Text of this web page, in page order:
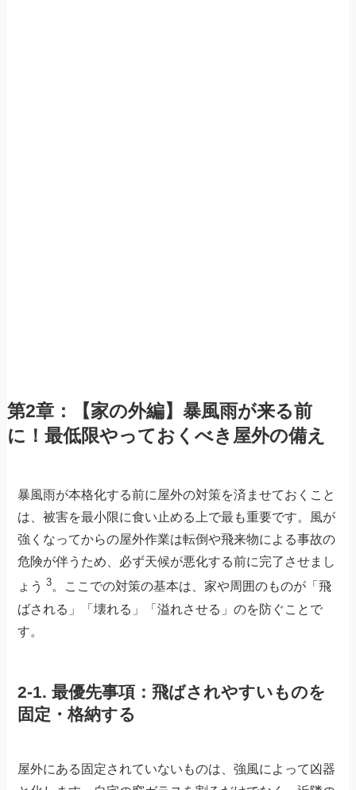
第2章：【家の外編】暴風雨が来る前
に！最低限やっておくべき屋外の備え
暴風雨が本格化する前に屋外の対策を済ませておくこと
は、被害を最小限に食い止める上で最も重要です。風が
強くなってからの屋外作業は転倒や飛来物による事故の
危険が伴うため、必ず天候が悪化する前に完了させまし
ょう3。ここでの対策の基本は、家や周囲のものが「飛
ばされる」「壊れる」「溢れさせる」のを防ぐことで
す。
2-1. 最優先事項：飛ばされやすいものを
固定・格納する
屋外にある固定されていないものは、強風によって凶器